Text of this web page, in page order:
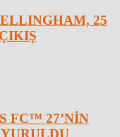
25
FC™ 27’NİN